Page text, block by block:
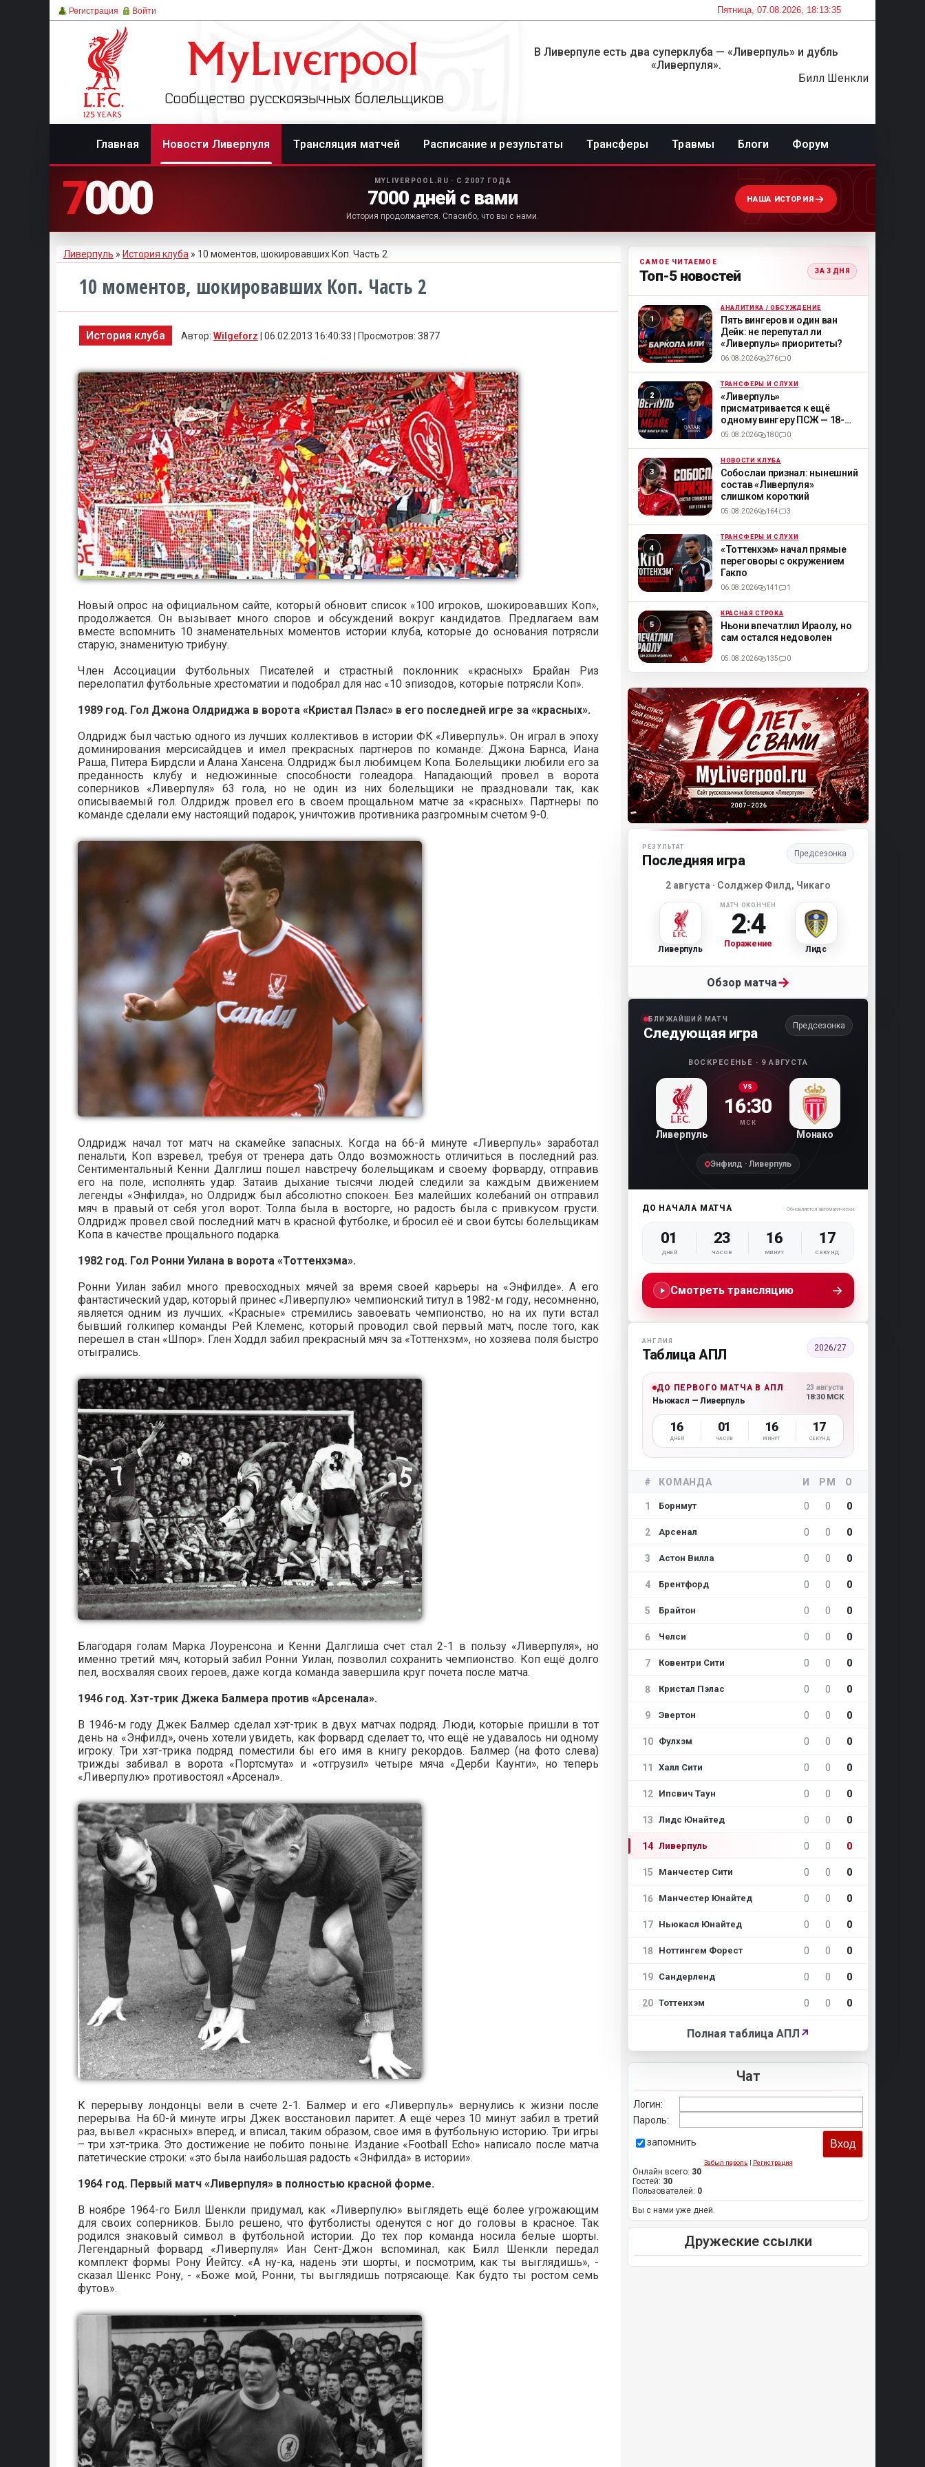
Пятница, 07.08.2026, 18:13:35
Регистрация Войти
В Ливерпуле есть два суперклуба — «Ливерпуль» и дубль
«Ливерпуля».
Билл Шенкли
Главная Новости Ливерпуля Трансляция матчей Расписание и результаты Трансферы Травмы Блоги Форум
7000
7000 MYLIVERPOOL.RU · С 2007 ГОДА
7000 дней с вами
История продолжается. Спасибо, что вы с нами.
НАША ИСТОРИЯ
Ливерпуль » История клуба » 10 моментов, шокировавших Коп. Часть 2
10 моментов, шокировавших Коп. Часть 2
История клуба Автор: Wilgeforz | 06.02.2013 16:40:33 | Просмотров: 3877
Новый опрос на официальном сайте, который обновит список «100 игроков, шокировавших Коп»,
продолжается. Он вызывает много споров и обсуждений вокруг кандидатов. Предлагаем вам
вместе вспомнить 10 знаменательных моментов истории клуба, которые до основания потрясли
старую, знаменитую трибуну.
Член Ассоциации Футбольных Писателей и страстный поклонник «красных» Брайан Риз
перелопатил футбольные хрестоматии и подобрал для нас «10 эпизодов, которые потрясли Коп».
1989 год. Гол Джона Олдриджа в ворота «Кристал Пэлас» в его последней игре за «красных».
Олдридж был частью одного из лучших коллективов в истории ФК «Ливерпуль». Он играл в эпоху
доминирования мерсисайдцев и имел прекрасных партнеров по команде: Джона Барнса, Иана
Раша, Питера Бирдсли и Алана Хансена. Олдридж был любимцем Копа. Болельщики любили его за
преданность клубу и недюжинные способности голеадора. Нападающий провел в ворота
соперников «Ливерпуля» 63 гола, но не один из них болельщики не праздновали так, как
описываемый гол. Олдридж провел его в своем прощальном матче за «красных». Партнеры по
команде сделали ему настоящий подарок, уничтожив противника разгромным счетом 9-0.
Олдридж начал тот матч на скамейке запасных. Когда на 66-й минуте «Ливерпуль» заработал
пенальти, Коп взревел, требуя от тренера дать Олдо возможность отличиться в последний раз.
Сентиментальный Кенни Далглиш пошел навстречу болельщикам и своему форварду, отправив
его на поле, исполнять удар. Затаив дыхание тысячи людей следили за каждым движением
легенды «Энфилда», но Олдридж был абсолютно спокоен. Без малейших колебаний он отправил
мяч в правый от себя угол ворот. Толпа была в восторге, но радость была с привкусом грусти.
Олдридж провел свой последний матч в красной футболке, и бросил её и свои бутсы болельщикам
Копа в качестве прощального подарка.
1982 год. Гол Ронни Уилана в ворота «Тоттенхэма».
Ронни Уилан забил много превосходных мячей за время своей карьеры на «Энфилде». А его
фантастический удар, который принес «Ливерпулю» чемпионский титул в 1982-м году, несомненно,
является одним из лучших. «Красные» стремились завоевать чемпионство, но на их пути встал
бывший голкипер команды Рей Клеменс, который проводил свой первый матч, после того, как
перешел в стан «Шпор». Глен Ходдл забил прекрасный мяч за «Тоттенхэм», но хозяева поля быстро
отыгрались.
Благодаря голам Марка Лоуренсона и Кенни Далглиша счет стал 2-1 в пользу «Ливерпуля», но
именно третий мяч, который забил Ронни Уилан, позволил сохранить чемпионство. Коп ещё долго
пел, восхваляя своих героев, даже когда команда завершила круг почета после матча.
1946 год. Хэт-трик Джека Балмера против «Арсенала».
В 1946-м году Джек Балмер сделал хэт-трик в двух матчах подряд. Люди, которые пришли в тот
день на «Энфилд», очень хотели увидеть, как форвард сделает то, что ещё не удавалось ни одному
игроку. Три хэт-трика подряд поместили бы его имя в книгу рекордов. Балмер (на фото слева)
трижды забивал в ворота «Портсмута» и «отгрузил» четыре мяча «Дерби Каунти», но теперь
«Ливерпулю» противостоял «Арсенал».
К перерыву лондонцы вели в счете 2-1. Балмер и его «Ливерпуль» вернулись к жизни после
перерыва. На 60-й минуте игры Джек восстановил паритет. А ещё через 10 минут забил в третий
раз, вывел «красных» вперед, и вписал, таким образом, свое имя в футбольную историю. Три игры
– три хэт-трика. Это достижение не побито поныне. Издание «Football Echo» написало после матча
патетические строки: «это была наибольшая радость «Энфилда» в истории».
1964 год. Первый матч «Ливерпуля» в полностью красной форме.
В ноябре 1964-го Билл Шенкли придумал, как «Ливерпулю» выглядеть ещё более угрожающим
для своих соперников. Было решено, что футболисты оденутся с ног до головы в красное. Так
родился знаковый символ в футбольной истории. До тех пор команда носила белые шорты.
Легендарный форвард «Ливерпуля» Иан Сент-Джон вспоминал, как Билл Шенкли передал
комплект формы Рону Йейтсу. «А ну-ка, надень эти шорты, и посмотрим, как ты выглядишь», -
сказал Шенкс Рону, - «Боже мой, Ронни, ты выглядишь потрясающе. Как будто ты ростом семь
футов».
САМОЕ ЧИТАЕМОЕ
Топ-5 новостей ЗА 3 ДНЯ
ML АНАЛИТИКА / ОБСУЖДЕНИЕ
Пять вингеров и один ван
Дейк: не перепутал ли
«Ливерпуль» приоритеты?
06.08.2026 276 0
ML ТРАНСФЕРЫ И СЛУХИ
«Ливерпуль»
присматривается к ещё
одному вингеру ПСЖ — 18-
летнему Мбайе
05.08.2026 180 0
ML НОВОСТИ КЛУБА
Собослаи признал: нынешний
состав «Ливерпуля»
слишком короткий
05.08.2026 164 3
ML ТРАНСФЕРЫ И СЛУХИ
«Тоттенхэм» начал прямые
переговоры с окружением
Гакпо
06.08.2026 141 1
ML КРАСНАЯ СТРОКА
Ньони впечатлил Ираолу, но
сам остался недоволен
05.08.2026 135 0
Матч-центр «Ливерпуля»
РЕЗУЛЬТАТ
Последняя игра Предсезонка
2 августа · Солджер Филд, Чикаго
Ливерпуль
МАТЧ ОКОНЧЕН
2:4
Поражение
Лидс
Обзор матча→
БЛИЖАЙШИЙ МАТЧ
Следующая игра Предсезонка
ВОСКРЕСЕНЬЕ · 9 АВГУСТА
Ливерпуль
VS
16:30
МСК
Монако
Энфилд · Ливерпуль
ДО НАЧАЛА МАТЧА Обновляется автоматически
01
ДНЕЙ
23
ЧАСОВ
16
МИНУТ
15
СЕКУНД
Смотреть трансляцию →
АНГЛИЯ
Таблица АПЛ 2026/27
ДО ПЕРВОГО МАТЧА В АПЛ
Ньюкасл — Ливерпуль
23 августа
18:30 МСК
16
ДНЕЙ
01
ЧАСОВ
16
МИНУТ
15
СЕКУНД
# КОМАНДА И РМ О
1 Борнмут 0 0 0
2 Арсенал 0 0 0
3 Астон Вилла 0 0 0
4 Брентфорд 0 0 0
5 Брайтон 0 0 0
6 Челси 0 0 0
7 Ковентри Сити 0 0 0
8 Кристал Пэлас 0 0 0
9 Эвертон 0 0 0
10 Фулхэм 0 0 0
11 Халл Сити 0 0 0
12 Ипсвич Таун 0 0 0
13 Лидс Юнайтед 0 0 0
14 Ливерпуль 0 0 0
15 Манчестер Сити 0 0 0
16 Манчестер Юнайтед 0 0 0
17 Ньюкасл Юнайтед 0 0 0
18 Ноттингем Форест 0 0 0
19 Сандерленд 0 0 0
20 Тоттенхэм 0 0 0
Полная таблица АПЛ ↗
Чат
Логин:
Пароль:
запомнить
Забыл пароль | Регистрация
Онлайн всего: 30
Гостей: 30
Пользователей: 0
Вы с нами уже дней.
Дружеские ссылки